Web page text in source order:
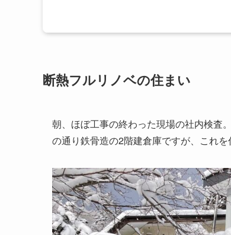
断熱フルリノベの住まい
朝、ほぼ工事の終わった現場の社内検査
の通り鉄骨造の2階建倉庫ですが、これを